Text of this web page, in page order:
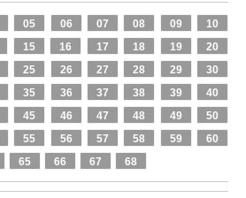
05 06 07 08 09
10
15 16 17 18 19
20
25 26 27 28 29
30
35 36 37 38 39
40
45 46 47 48 49
50
55 56 57 58 59
60
65 66 67 68